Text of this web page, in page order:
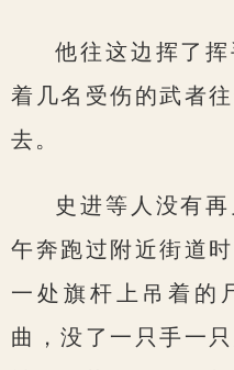
他往这边挥了
着几名受伤的武者
去。
史进等人没有
午奔跑过附近街道
一处旗杆上吊着的
曲，没了一只手一